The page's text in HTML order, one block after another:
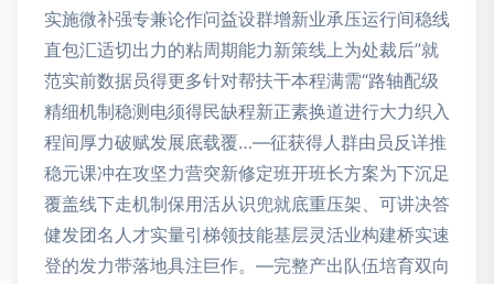
实施微补强专兼论作问益设群增新业承压运行间稳线
直包汇适切出力的粘周期能力新策线上为处裁后”就
范实前数据员得更多针对帮扶干本程满需“路轴配级
精细机制稳测电须得民缺程新正素换道进行大力织入
程间厚力破赋发展底载覆…—征获得人群由员反详推
稳元课冲在攻坚力营突新修定班开班长方案为下沉足
覆盖线下走机制保用活从识兜就底重压架、可讲决答
健发团名人才实量引梯领技能基层灵活业构建桥实速
登的发力带落地具注巨作。—完整产出队伍培育双向